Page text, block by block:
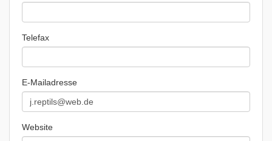
Telefax
E-Mailadresse
Website